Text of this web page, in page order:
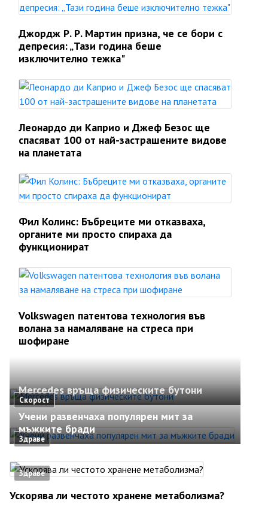
Джордж Р. Р. Мартин призна, че се бори с
депресия: „Тази година беше
изключително тежка"
Леонардо ди Каприо и Джеф Безос ще
спасяват 100 от най-застрашените видове
на планетата
Фил Колинс: Бъбреците ми отказваха,
органите ми просто спираха да
функционират
Volkswagen патентова технология във
волана за намаляване на стреса при
шофиране
Скорост
Mercedes връща физическите бутони
Здраве
Учени развенчаха популярен мит за
мъжките бради
Здраве
Ускорява ли честото хранене метаболизма?